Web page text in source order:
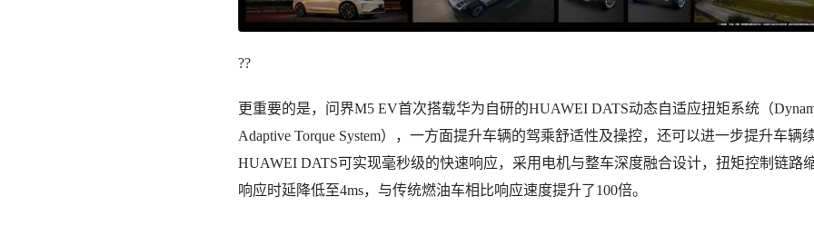
??
更重要的是，问界M5 EV首次搭载华为自研的HUAWEI DATS动态自适应扭矩系统（
Adaptive Torque System），一方面提升车辆的驾乘舒适性及操控，还可以进一步提升车辆
HUAWEI DATS可实现毫秒级的快速响应，采用电机与整车深度融合设计，扭矩控制链路
响应时延降低至4ms，与传统燃油车相比响应速度提升了100倍。